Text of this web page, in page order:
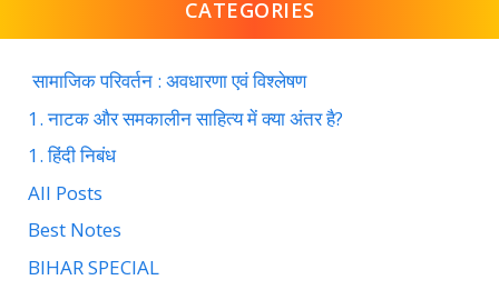
CATEGORIES
सामाजिक परिवर्तन : अवधारणा एवं विश्लेषण
1. नाटक और समकालीन साहित्य में क्या अंतर है?
1. हिंदी निबंध
All Posts
Best Notes
BIHAR SPECIAL